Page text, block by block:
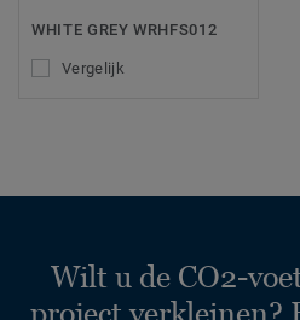
WHITE GREY WRHFS012
Vergelijk
Wilt u de CO2-
project verkleinen?